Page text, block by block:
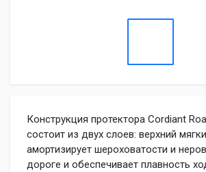
Конструкция протектора Cordiant
состоит из двух слоев: верхний
амортизирует шероховатости и
дороге и обеспечивает плавность